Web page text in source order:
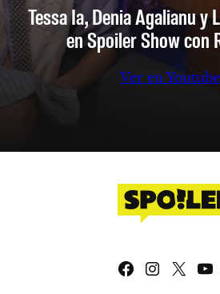
Tessa Ia, Denia Agalianu y
en Spoiler Show con
Ver en Youtube
Facebook
X